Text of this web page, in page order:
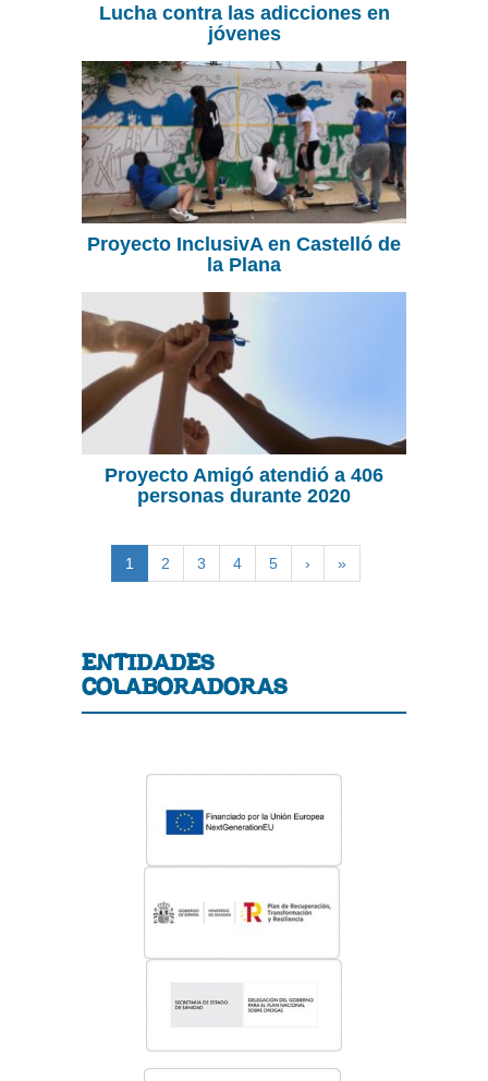
Lucha contra las adicciones en
jóvenes
Proyecto InclusivA en Castelló de
la Plana
Proyecto Amigó atendió a 406
personas durante 2020
1 2 3 4 5 › »
ENTIDADES
COLABORADORAS